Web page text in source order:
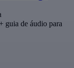
guia de áudio para